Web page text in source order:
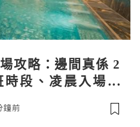
攻略：邊間真係 2
段、凌晨入場流
講清
鐘前